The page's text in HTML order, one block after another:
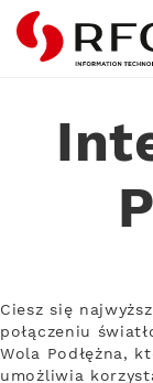
RFC
Ciesz się
połączeniu
Wola Podłężna,
umożliwia